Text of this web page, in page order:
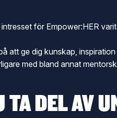
för Empower:HER
att ge dig kunskap,
med bland annat
TA DEL AV